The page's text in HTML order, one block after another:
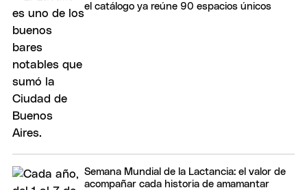
el catálogo ya reúne 90 espacios únicos
Semana Mundial de la Lactancia: el valor de
acompañar cada historia de amamantar